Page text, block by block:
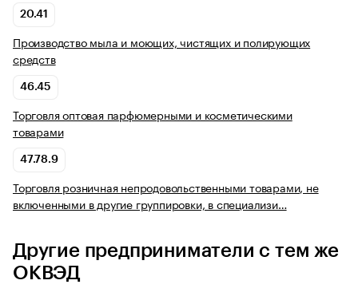
20.41
Производство мыла и моющих, чистящих и полирующих
средств
46.45
Торговля оптовая парфюмерными и косметическими
товарами
47.78.9
Торговля розничная непродовольственными товарами, не
включенными в другие группировки, в специализи…
Другие предприниматели с тем же
ОКВЭД